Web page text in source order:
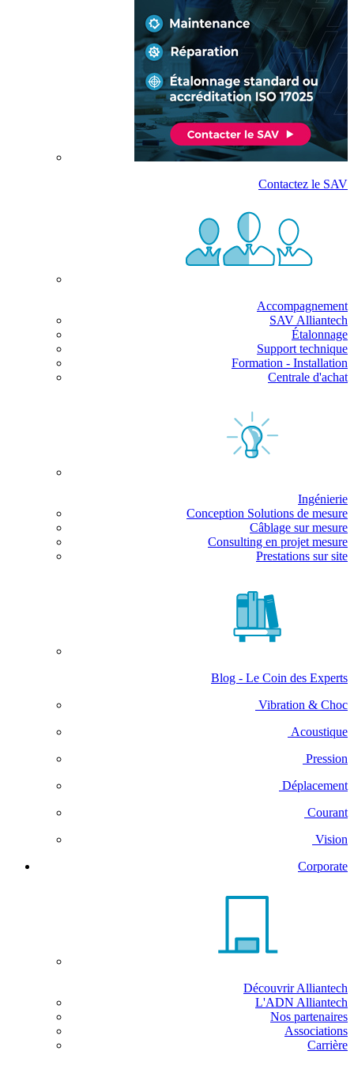
Contactez le SAV
Accompagnement
SAV Alliantech
Étalonnage
Support technique
Formation - Installation
Centrale d'achat
Ingénierie
Conception Solutions de mesure
Câblage sur mesure
Consulting en projet mesure
Prestations sur site
Blog - Le Coin des Experts
Vibration & Choc
Acoustique
Pression
Déplacement
Courant
Vision
Corporate
Découvrir Alliantech
L'ADN Alliantech
Nos partenaires
Associations
Carrière